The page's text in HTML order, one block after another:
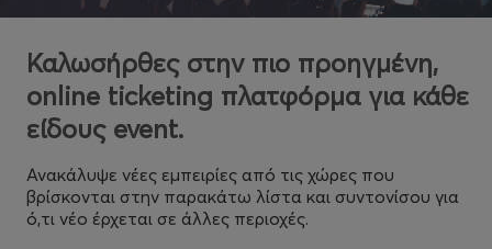
Καλωσήρθες στην πιο προηγμένη,
online ticketing πλατφόρμα για κάθε
είδους event.
Ανακάλυψε νέες εμπειρίες από τις χώρες που
βρίσκονται στην παρακάτω λίστα και συντονίσου για
ό,τι νέο έρχεται σε άλλες περιοχές.